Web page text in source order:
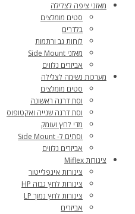
מאזני ציפה לצלילה
סטים מומלצים
בלדרים
לוחות גב ורתמות
מאזני Side Mount
אביזרים נלווים
מערכות נשימה לצלילה
סטים מומלצים
וסת דרגה ראשונה
וסת דרגה שנייה ואקטופוס
מדי לחץ ועומק
וסתים ל- Side Mount
אביזרים נלווים
צינורות Miflex
צינורות אינפלייטור
צינורות לחץ גבוה HP
צינורות לחץ נמוך LP
אביזרים